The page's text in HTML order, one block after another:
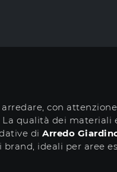
con
qualità dei materiali
di Arredo
ideali per aree